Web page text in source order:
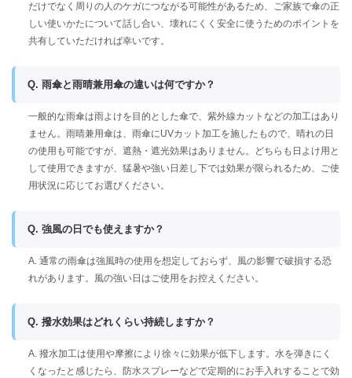
だけでなく周りの人のケガにつながる可能性があるため、ご家族で傘の正
しい使いかたについて話し合い、壊れにくく安全に使うためのポイントを
共有していただければ幸いです。
Q. 雨傘と雨晴兼用傘の違いは何ですか？
一般的な雨傘は雨よけを目的とした傘で、紫外線カットなどの加工はあり
ません。雨晴兼用傘は、雨傘にUVカット加工を施したもので、晴れの日
の使用も可能ですが、遮熱・遮光効果はありません。どちらも日よけ用と
して使用できますが、猛暑や強い日差し下では効果が限られるため、ご使
用状況に応じてお選びください。
Q. 強風の日でも使えますか？
A. 通常の雨傘は強風時の使用を想定しておらず、風の影響で破損する恐
れがあります。風の強い日はご使用をお控えください。
Q. 撥水効果はどれくらい持続しますか？
A. 撥水加工は使用や摩擦により徐々に効果が低下します。水を弾きにく
くなったと感じたら、防水スプレーなどで定期的にお手入れすることで効